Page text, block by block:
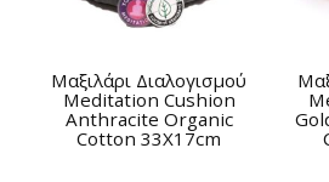
Μαξιλάρι Διαλογισμού
Meditation Cushion
Anthracite Organic
Cotton 33Χ17cm